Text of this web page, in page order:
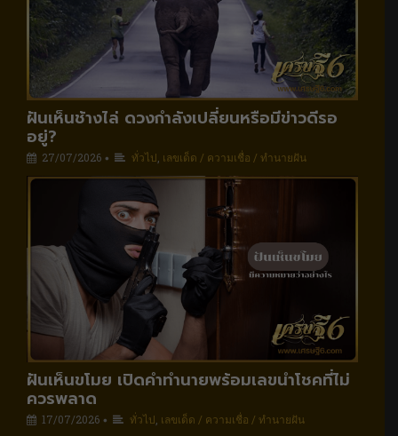
ฝันเห็นช้างไล่ ดวงกำลังเปลี่ยนหรือมีข่าวดีรอ
อยู่?
27/07/2026 • ทั่วไป เลขเด็ด / ความเชื่อ / ทำนายฝัน
ฝันเห็นขโมย เปิดคำทำนายพร้อมเลขนำโชคที่ไม่
ควรพลาด
17/07/2026 • ทั่วไป เลขเด็ด / ความเชื่อ / ทำนายฝัน